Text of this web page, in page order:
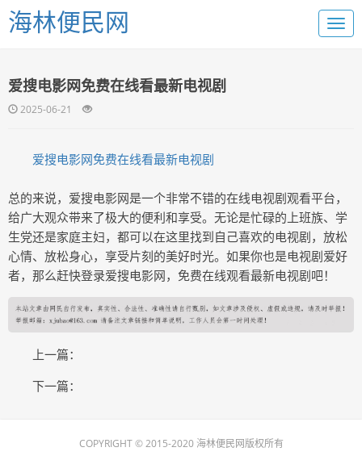
海林便民网
爱搜电影网免费在线看最新电视剧
2025-06-21
爱搜电影网免费在线看最新电视剧
总的来说，爱搜电影网是一个非常不错的在线电视剧观看平台，
给广大观众带来了极大的便利和享受。无论是忙碌的上班族、学
生党还是家庭主妇，都可以在这里找到自己喜欢的电视剧，放松
心情、放松身心，享受片刻的美好时光。如果你也是电视剧爱好
者，那么赶快登录爱搜电影网，免费在线观看最新电视剧吧！
上一篇：
下一篇：
COPYRIGHT © 2015-2020 海林便民网版权所有